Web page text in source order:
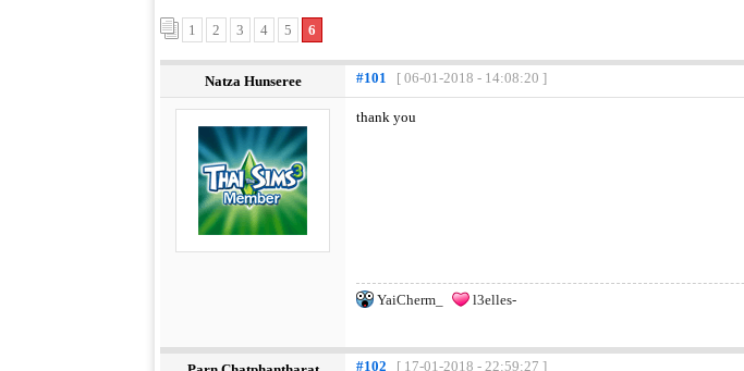
1 2 3 4 5 6
Natza Hunseree #101 [ 06-01-2018 - 14:08:20 ]
thank you
YaiCherm_ l3elles-
#102 [ 17-01-2018 - 22:59:27 ]